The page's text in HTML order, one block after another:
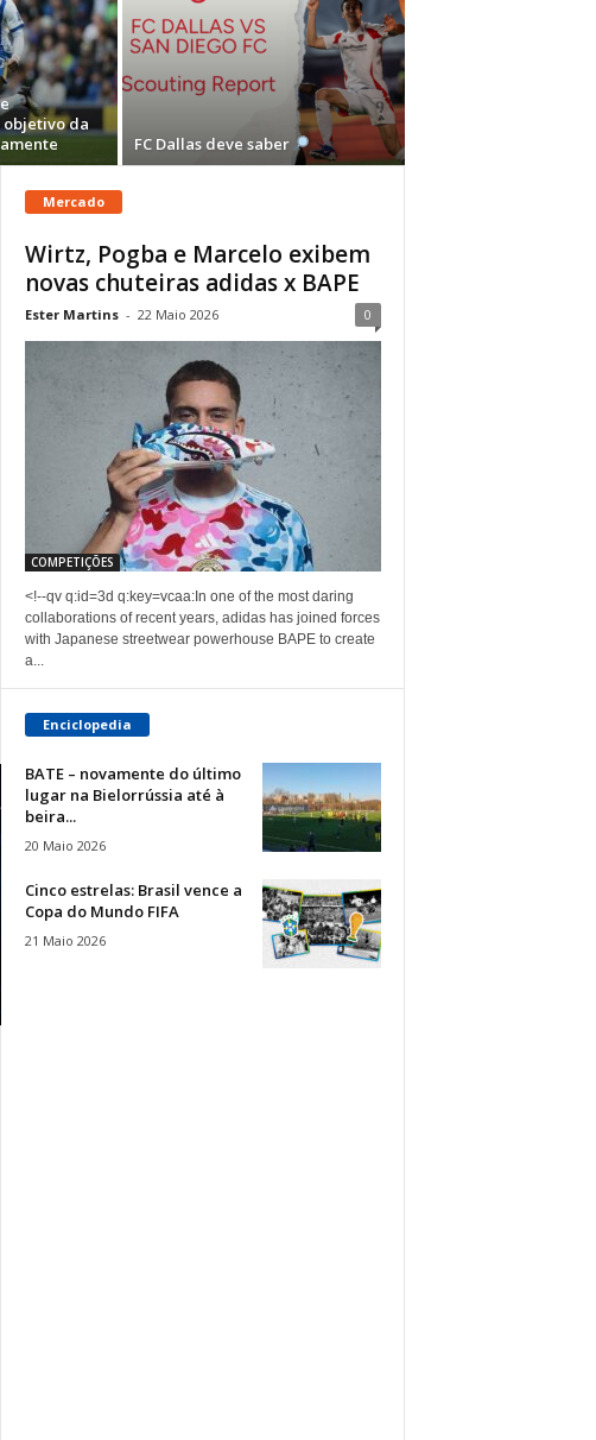
da
FC Dallas deve saber
Mercado
Wirtz, Pogba e Marcelo exibem
novas chuteiras adidas x BAPE
Ester Martins - 22 Maio 2026 0
COMPETIÇÕES
<!--qv q:id=3d q:key=vcaa:In one of the most daring
collaborations of recent years, adidas has joined forces
with Japanese streetwear powerhouse BAPE to create
a...
Enciclopedia
BATE – novamente do último
lugar na Bielorrússia até à
beira...
20 Maio 2026
Cinco estrelas: Brasil vence a
Copa do Mundo FIFA
21 Maio 2026